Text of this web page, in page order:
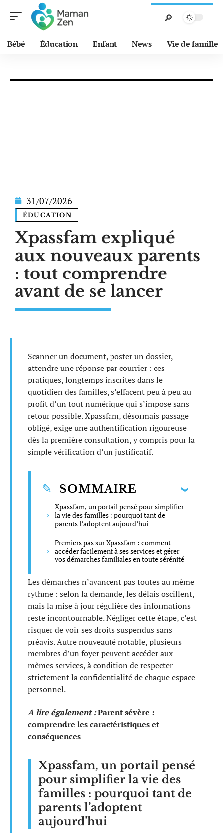
Bébé Éducation Enfant News Vie de famille
31/07/2026
ÉDUCATION
Xpassfam expliqué
aux nouveaux parents
: tout comprendre
avant de se lancer
Scanner un document, poster un dossier,
attendre une réponse par courrier : ces
pratiques, longtemps inscrites dans le
quotidien des familles, s’effacent peu à peu au
profit d’un tout numérique qui s’impose sans
retour possible. Xpassfam, désormais passage
obligé, exige une authentification rigoureuse
dès la première consultation, y compris pour la
simple vérification d’un justificatif.
SOMMAIRE
Xpassfam, un portail pensé pour simplifier
la vie des familles : pourquoi tant de
parents l’adoptent aujourd’hui
Premiers pas sur Xpassfam : comment
accéder facilement à ses services et gérer
vos démarches familiales en toute sérénité
Les démarches n’avancent pas toutes au même
rythme : selon la demande, les délais oscillent,
mais la mise à jour régulière des informations
reste incontournable. Négliger cette étape, c’est
risquer de voir ses droits suspendus sans
préavis. Autre nouveauté notable, plusieurs
membres d’un foyer peuvent accéder aux
mêmes services, à condition de respecter
strictement la confidentialité de chaque espace
personnel.
A lire également :Parent sévère :
comprendre les caractéristiques et
conséquences
Xpassfam, un portail pensé
pour simplifier la vie des
familles : pourquoi tant de
parents l’adoptent
aujourd’hui